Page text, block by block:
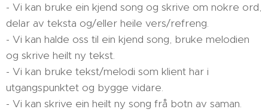
- Vi kan bruke ein kjend song og skrive om nokre ord,
delar av teksta og/eller heile vers/refreng.
- Vi kan halde oss til ein kjend song, bruke melodien
og skrive heilt ny tekst.
- Vi kan bruke tekst/melodi som klient har i
utgangspunktet og bygge vidare.
- Vi kan skrive ein heilt ny song frå botn av saman.